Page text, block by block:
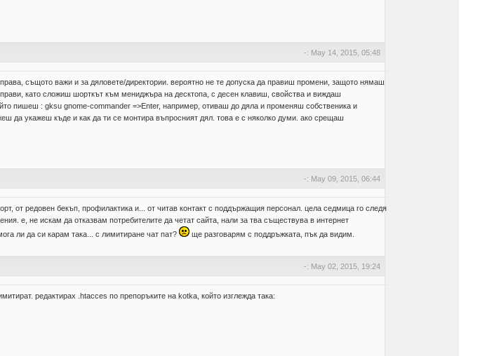
-: May 14, 2015, 05:48
същото важи и за дяловете/директории. вероятно не те допуска да правиш промени, защото нямаш
като сложиш шорткът към мениджъра на десктопа, с десен клавиш, свойства и виждаш
пишеш : gksu gnome-commander =>Enter, например, отиваш до дяла и променяш собственика и
да укажеш къде и как да ти се монтира въпросният дял. това е с няколко думи. ако срещаш
-: May 09, 2015, 06:44
от редовен бекъп, профилактика и... от читав контакт с поддържащия персонал. цела седмица го следя
е, не искам да отказвам потребителите да четат сайта, нали за тва съществува в интернет
ли да си карам така... с лимитиране чат пат? ще разговарям с поддръжката, пък да видим.
-: May 02, 2015, 19:24
редактирах .htacces по препоръките на kotka, който изглежда така: